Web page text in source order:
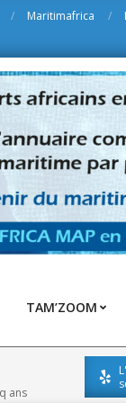
Maritimafrica
TAM’ZOOM
ans